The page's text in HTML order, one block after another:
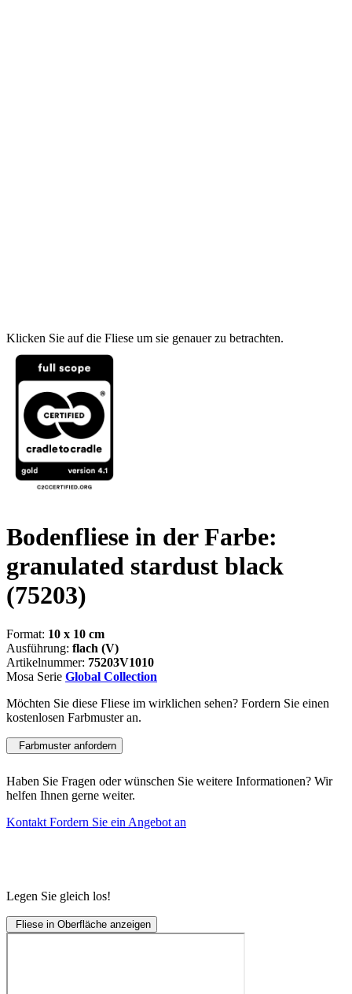
Klicken Sie auf die Fliese um sie genauer zu betrachten.
Bodenfliese in der Farbe:
granulated stardust black
(75203)
Format: 10 x 10 cm
Ausführung: flach (V)
Artikelnummer: 75203V1010
Mosa Serie Global Collection
Möchten Sie diese Fliese im wirklichen sehen? Fordern Sie einen
kostenlosen Farbmuster an.
Farbmuster anfordern
Haben Sie Fragen oder wünschen Sie weitere Informationen? Wir
helfen Ihnen gerne weiter.
Kontakt Fordern Sie ein Angebot an
Legen Sie gleich los!
Fliese in Oberfläche anzeigen